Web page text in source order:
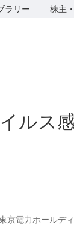
ラリー 株主
ルス
京電力ホールデ